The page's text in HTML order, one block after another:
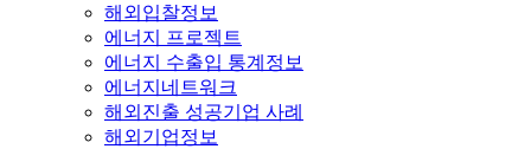
해외입찰정보
에너지 프로젝트
에너지 수출입 통계정보
에너지네트워크
해외진출 성공기업 사례
해외기업정보